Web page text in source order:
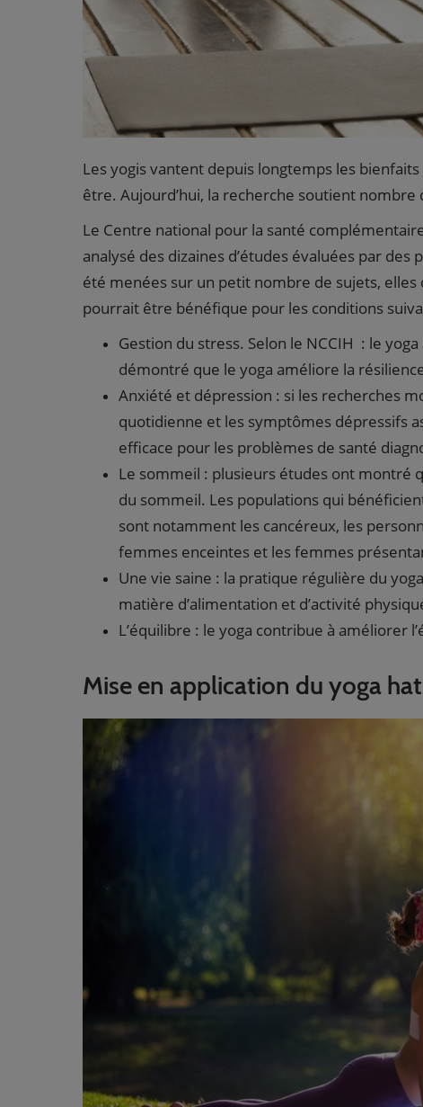
Les yogis vantent depuis longtemps les
être. Aujourd’hui, la recherche soutient nombre
Le Centre national pour la santé
analysé des dizaines d’études évaluées par
été menées sur un petit nombre de sujets,
pourrait être bénéfique pour les conditions
Gestion du stress. Selon le NCCIH : le
démontré que le yoga améliore la
Anxiété et dépression : si les recherches
quotidienne et les symptômes dépressifs
efficace pour les problèmes de santé
Le sommeil : plusieurs études ont montré
du sommeil. Les populations qui
sont notamment les cancéreux, les
femmes enceintes et les femmes
Une vie saine : la pratique régulière du
matière d’alimentation et d’activité
L’équilibre : le yoga contribue à améliorer
Mise en application du yoga